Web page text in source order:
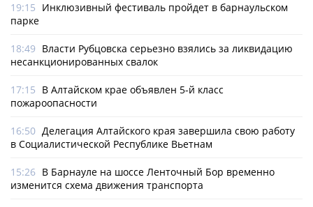
19:15 Инклюзивный фестиваль пройдет в барнаульском
парке
18:49 Власти Рубцовска серьезно взялись за ликвидацию
несанкционированных свалок
17:15 В Алтайском крае объявлен 5-й класс
пожароопасности
16:50 Делегация Алтайского края завершила свою работу
в Социалистической Республике Вьетнам
15:26 В Барнауле на шоссе Ленточный Бор временно
изменится схема движения транспорта